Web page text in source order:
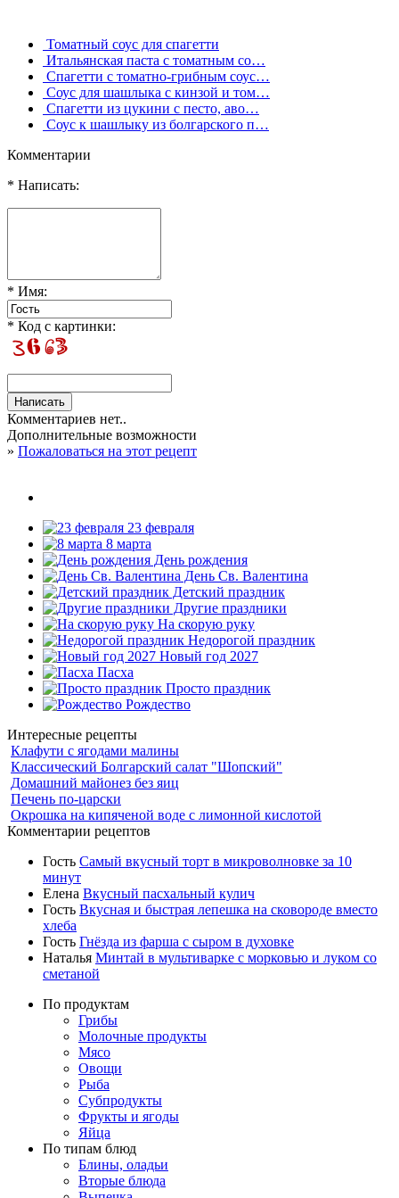
Томатный соус для спагетти
Итальянская паста с томатным со…
Спагетти с томатно-грибным соус…
Соус для шашлыка с кинзой и том…
Спагетти из цукини с песто, аво…
Соус к шашлыку из болгарского п…
Комментарии
* Написать:
* Имя:
* Код с картинки:
Комментариев нет..
Дополнительные возможности
» Пожаловаться на этот рецепт
23 февраля
8 марта
День рождения
День Св. Валентина
Детский праздник
Другие праздники
На скорую руку
Недорогой праздник
Новый год 2027
Пасха
Просто праздник
Рождество
Интересные рецепты
Клафути с ягодами малины
Классический Болгарский салат "Шопский"
Домашний майонез без яиц
Печень по-царски
Окрошка на кипяченой воде с лимонной кислотой
Комментарии рецептов
Гость Самый вкусный торт в микроволновке за 10
минут
Елена Вкусный пасхальный кулич
Гость Вкусная и быстрая лепешка на сковороде вместо
хлеба
Гость Гнёзда из фарша с сыром в духовке
Наталья Минтай в мультиварке с морковью и луком со
сметаной
По продуктам
Грибы
Молочные продукты
Мясо
Овощи
Рыба
Субпродукты
Фрукты и ягоды
Яйца
По типам блюд
Блины, оладьи
Вторые блюда